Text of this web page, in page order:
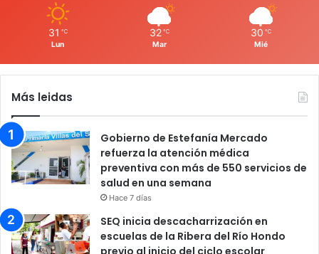
31 ℃
Lun
32 ℃
Mar
30 ℃
Mié
Más leidas
Gobierno de Estefanía Mercado
refuerza la atención médica
preventiva con más de 550 servicios de
salud en una semana
Hace 7 días
SEQ inicia descacharrización en
escuelas de la Ribera del Río Hondo
previo al inicio del ciclo escolar